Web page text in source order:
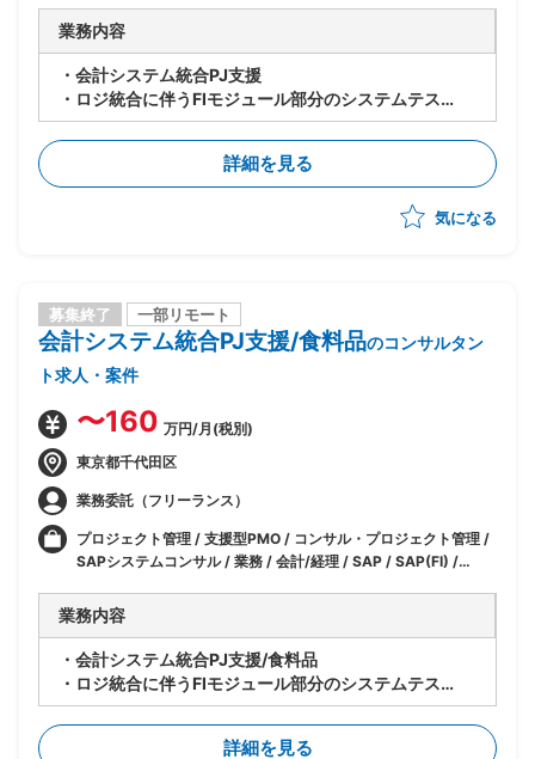
業務内容
・会計システム統合PJ支援
・ロジ統合に伴うFIモジュール部分のシステムテス
ト/UAT等を実施
・SAP FIの利用モジュール(FI-GL/AP/AR/TRM)
詳細を見る
気になる
募集終了 一部リモート
会計システム統合PJ支援/食料品のコンサルタン
ト求人・案件
〜160 万円/月(税別)
東京都千代田区
業務委託（フリーランス）
プロジェクト管理 / 支援型PMO / コンサル・プロジェクト管理 /
SAPシステムコンサル / 業務 / 会計/経理 / SAP / SAP(FI) /
業務内容
・会計システム統合PJ支援/食料品
・ロジ統合に伴うFIモジュール部分のシステムテス
ト/UAT等を実施
・FIの利用モジュール(FI-GL/AP/AR/TRM)
詳細を見る